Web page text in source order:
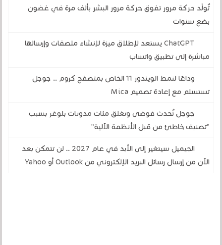
تُولّد حركة مرور تفوق حركة مرور البشر بألف مرة في غضون
بضع سنوات
ChatGPT يستعد لإطلاق ميزة لإنشاء ملصقات وإرسالها
مباشرة إلى تطبيق واتساب
وداعًا لنمط الويندوز 11 الخاص بمتصفح كروم .. جوجل
تستسلم مع إعادة تصميم Mica
جوجل تُحدث فوضى وتغلق مئات مدونات بلوغر بسبب
"تصنيف خاطئ من قبل الأنظمة الآلية"
الجيميل سيتغير إلى الأبد في عام 2027 .. لن تتمكن بعد
الآن من إرسال رسائل البريد الإلكتروني من Outlook أو Yahoo